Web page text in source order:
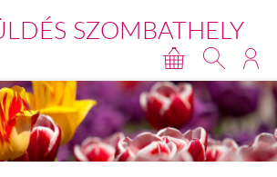
SZOMBATHELY